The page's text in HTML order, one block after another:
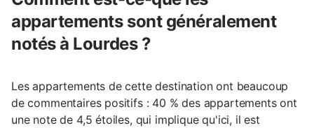
appartements sont généralement
notés à Lourdes ?
Les appartements de cette destination ont beaucoup
de commentaires positifs : 40 % des appartements ont
une note de 4,5 étoiles, qui implique qu'ici, il est